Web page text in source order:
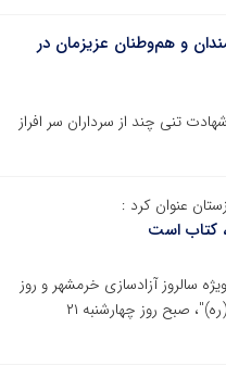
و هم‌وطنان عزیزمان در
تنی چند از سرداران‌ سر افراز
عنوان کرد :
کتاب است
سالروز آزادسازی خرمشهر و روز
مقاومت دزفول و همچنین مسابقه کتابخوانی "وصیت‌نامه سیاسی – الهی امام خمینی (ره)"، صبح روز چهارشنبه ۲۱